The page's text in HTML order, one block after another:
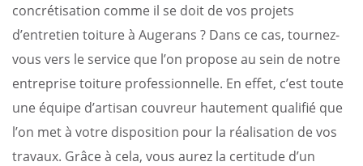
concrétisation comme il se doit de vos projets
d’entretien toiture à Augerans ? Dans ce cas, tournez-
vous vers le service que l’on propose au sein de notre
entreprise toiture professionnelle. En effet, c’est toute
une équipe d’artisan couvreur hautement qualifié que
l’on met à votre disposition pour la réalisation de vos
travaux. Grâce à cela, vous aurez la certitude d’un